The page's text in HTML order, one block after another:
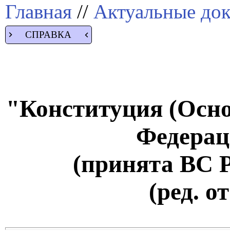
Главная // Актуальные
СПРАВКА
"Конституция
(принята ВС
(ред.